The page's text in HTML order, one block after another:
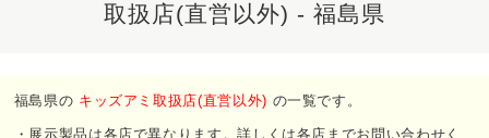
取扱店(直営以外) - 福島県
福島県の キッズアミ取扱店(直営以外) の一覧です。
・展示製品は各店で異なります。詳しくは各店までお問い合わせく